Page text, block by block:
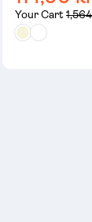
Your Cart